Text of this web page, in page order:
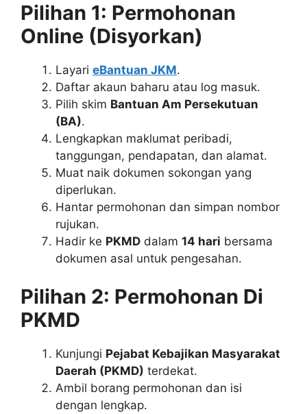
Pilihan 1: Permohonan
Online (Disyorkan)
Layari eBantuan JKM.
Daftar akaun baharu atau log masuk.
Pilih skim Bantuan Am Persekutuan
(BA).
Lengkapkan maklumat peribadi,
tanggungan, pendapatan, dan alamat.
Muat naik dokumen sokongan yang
diperlukan.
Hantar permohonan dan simpan nombor
rujukan.
Hadir ke PKMD dalam 14 hari bersama
dokumen asal untuk pengesahan.
Pilihan 2: Permohonan Di
PKMD
Kunjungi Pejabat Kebajikan Masyarakat
Daerah (PKMD) terdekat.
Ambil borang permohonan dan isi
dengan lengkap.